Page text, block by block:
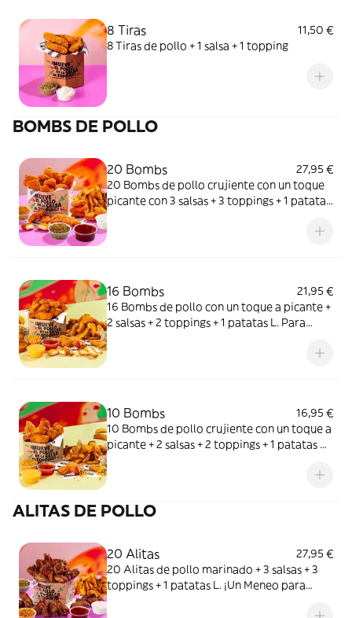
8 Tiras
11,50 €
8 Tiras de pollo + 1 salsa + 1 topping
BOMBS DE POLLO
20 Bombs
27,95 €
20 Bombs de pollo crujiente con un toque
picante con 3 salsas + 3 toppings + 1 patatas
16 Bombs
21,95 €
16 Bombs de pollo con un toque a picante +
2 salsas + 2 toppings + 1 patatas L. Para
10 Bombs
16,95 €
10 Bombs de pollo crujiente con un toque a
picante + 2 salsas + 2 toppings + 1 patatas M.
ALITAS DE POLLO
20 Alitas
27,95 €
20 Alitas de pollo marinado + 3 salsas + 3
toppings + 1 patatas L. ¡Un Meneo para